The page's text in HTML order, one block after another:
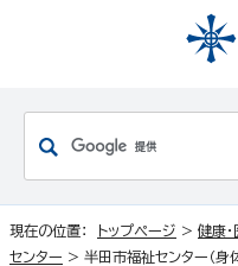
現在の位置： トップページ > 健康・
センター > 半田市福祉センター（身